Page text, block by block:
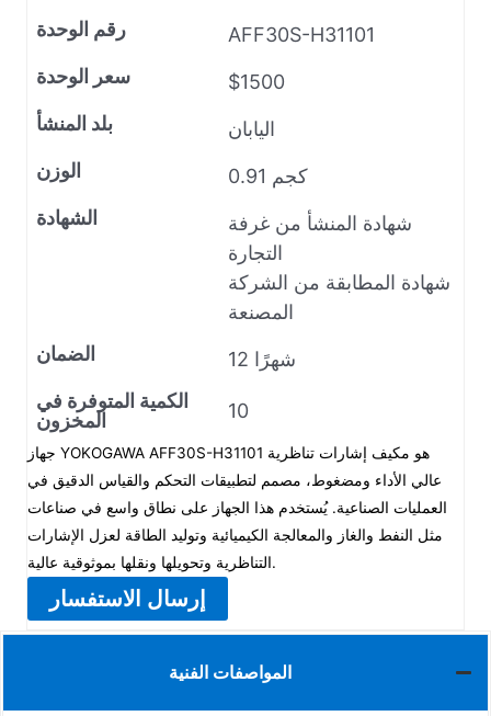
رقم الوحدة
AFF30S-H31101
سعر الوحدة
$1500
بلد المنشأ
اليابان
الوزن
0.91 كجم
الشهادة
شهادة المنشأ من غرفة
التجارة
شهادة المطابقة من الشركة
المصنعة
الضمان
12 شهرًا
الكمية المتوفرة في
المخزون
10
جهاز YOKOGAWA AFF30S-H31101 هو مكيف إشارات تناظرية
عالي الأداء ومضغوط، مصمم لتطبيقات التحكم والقياس الدقيق في
العمليات الصناعية. يُستخدم هذا الجهاز على نطاق واسع في صناعات
مثل النفط والغاز والمعالجة الكيميائية وتوليد الطاقة لعزل الإشارات
التناظرية وتحويلها ونقلها بموثوقية عالية.
إرسال الاستفسار
المواصفات الفنية